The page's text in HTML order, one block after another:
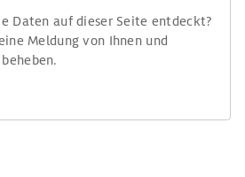
Daten auf dieser Seite entdeckt?
Meldung von Ihnen und